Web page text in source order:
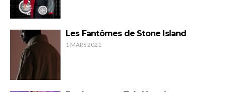
Les Fantômes de Stone Island
1 MARS 2021